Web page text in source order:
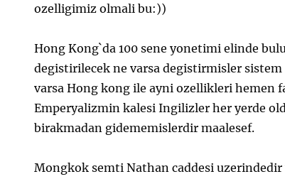
ozelligimiz olmali bu:))
Hong Kong`da 100 sene yonetimi elinde
degistirilecek ne varsa degistirmisler
varsa Hong kong ile ayni ozellikleri hemen
Emperyalizmin kalesi Ingilizler her yerde
birakmadan gidememislerdir maalesef.
Mongkok semti Nathan caddesi uzerindedir